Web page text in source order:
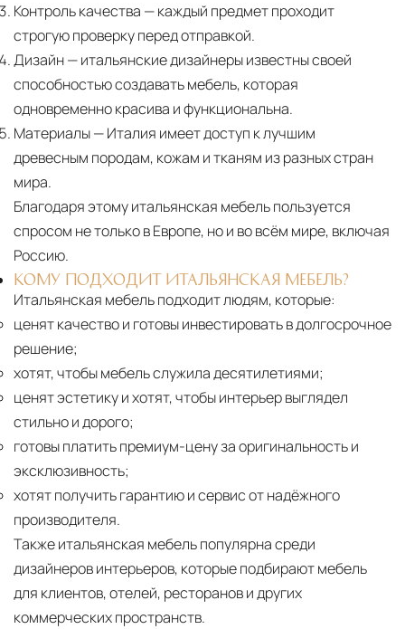
Контроль качества — каждый предмет проходит
строгую проверку перед отправкой.
Дизайн— итальянские дизайнеры известны своей
способностью создавать мебель, которая
одновременно красива и функциональна.
Материалы— Италия имеет доступ к лучшим
древесным породам, кожам и тканям из разных стран
мира.
Благодаря этому итальянская мебель пользуется
спросом не только в Европе, но и во всём мире, включая
Россию.
КОМУ ПОДХОДИТ ИТАЛЬЯНСКАЯ МЕБЕЛЬ?
Итальянская мебель подходит людям, которые:
ценят качество и готовы инвестировать в долгосрочное
решение;
хотят, чтобы мебель служила десятилетиями;
ценят эстетику и хотят, чтобы интерьер выглядел
стильно и дорого;
готовы платить премиум-цену за оригинальность и
эксклюзивность;
хотят получить гарантию и сервис от надёжного
производителя.
Также итальянская мебель популярна среди
дизайнеров интерьеров, которые подбирают мебель
для клиентов, отелей, ресторанов и других
коммерческих пространств.